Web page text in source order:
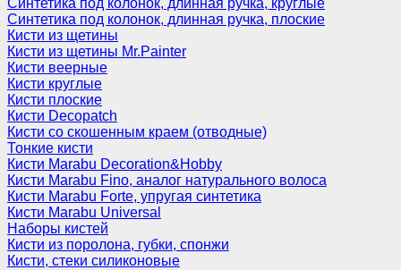
Синтетика под колонок, длинная ручка, круглые
Синтетика под колонок, длинная ручка, плоские
Кисти из щетины
Кисти из щетины Mr.Painter
Кисти веерные
Кисти круглые
Кисти плоские
Кисти Decopatch
Кисти со скошенным краем (отводные)
Тонкие кисти
Кисти Marabu Decoration&Hobby
Кисти Marabu Fino, аналог натурального волоса
Кисти Marabu Forte, упругая синтетика
Кисти Marabu Universal
Наборы кистей
Кисти из поролона, губки, спонжи
Кисти, стеки силиконовые